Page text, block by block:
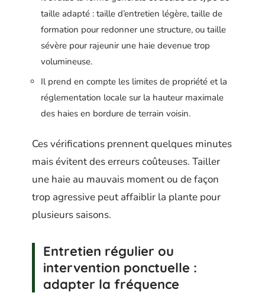
taille adapté : taille d’entretien légère, taille de
formation pour redonner une structure, ou taille
sévère pour rajeunir une haie devenue trop
volumineuse.
Il prend en compte les limites de propriété et la
réglementation locale sur la hauteur maximale
des haies en bordure de terrain voisin.
Ces vérifications prennent quelques minutes
mais évitent des erreurs coûteuses. Tailler
une haie au mauvais moment ou de façon
trop agressive peut affaiblir la plante pour
plusieurs saisons.
Entretien régulier ou
intervention ponctuelle :
adapter la fréquence